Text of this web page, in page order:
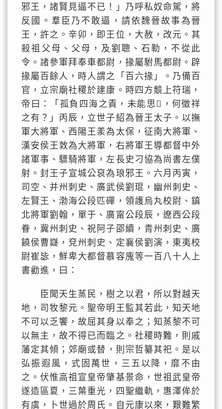
邪王，諸賢見逼不已！」乃呼私奴命駕，將
反國。羣臣乃不敢逼，請依魏晉故事為晉
王，許之。辛卯，即王位，大赦，改元。其
殺祖父母、父母，及劉聰、石勒，不從此
令。諸參軍拜奉車都尉，掾屬駙馬都尉。辟
掾屬百餘人，時人謂之「百六掾」。乃備百
官，立宗廟社稷於建康。時四方競上符瑞，
帝曰：「孤負四海之責，未能思𠎝，何徵祥
之有？」丙辰，立世子紹為晉王太子。以撫
軍大將軍、西陽王羕為太保，征南大將軍、
漢安侯王敦為大將軍，右將軍王導都督中外
諸軍事、驃騎將軍，左長史刁協為尚書左僕
射。封王子宣城公裒為琅邪王。六月丙寅，
司空、并州刺史、廣武侯劉琨，幽州刺史、
左賢王、渤海公段匹磾，領護烏丸校尉、鎮
北將軍劉翰，單于、廣甯公段辰，遼西公段
眷，冀州刺史、祝阿子邵續，青州刺史、廣
饒侯曹嶷，兗州刺史、定襄侯劉演，東夷校
尉崔毖，鮮卑大都督慕容廆等一百八十人上
書勸進，曰：
臣聞天生蒸民，樹之以君，所以對越天
地，司牧黎元。聖帝明王監其若此，知天地
不可以乏饗，故屈其身以奉之；知蒸黎不可
以無主，故不得已而臨之。社稷時難，則戚
藩定其傾；郊廟或替，則宗哲纂其祀。是以
弘振遐風，式固萬世，三五以降，靡不由
之。伏惟高祖宣皇帝肇基景命，世祖武皇帝
遂造區夏，三葉重光，四聖繼軌，惠澤侔於
有虞，卜世過於周氏。自元康以來，艱難繁